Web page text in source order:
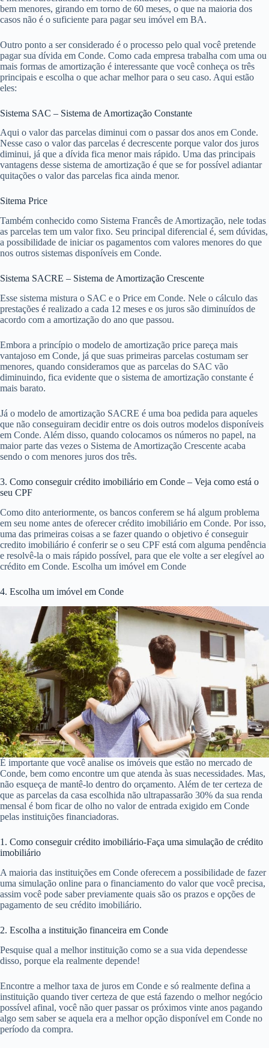
bem menores, girando em torno de 60 meses, o que na maioria dos
casos não é o suficiente para pagar seu imóvel em BA.
Outro ponto a ser considerado é o processo pelo qual você pretende
pagar sua dívida em Conde. Como cada empresa trabalha com uma ou
mais formas de amortização é interessante que você conheça os três
principais e escolha o que achar melhor para o seu caso. Aqui estão
eles:
Sistema SAC – Sistema de Amortização Constante
Aqui o valor das parcelas diminui com o passar dos anos em Conde.
Nesse caso o valor das parcelas é decrescente porque valor dos juros
diminui, já que a dívida fica menor mais rápido. Uma das principais
vantagens desse sistema de amortização é que se for possível adiantar
quitações o valor das parcelas fica ainda menor.
Sitema Price
Também conhecido como Sistema Francês de Amortização, nele todas
as parcelas tem um valor fixo. Seu principal diferencial é, sem dúvidas,
a possibilidade de iniciar os pagamentos com valores menores do que
nos outros sistemas disponíveis em Conde.
Sistema SACRE – Sistema de Amortização Crescente
Esse sistema mistura o SAC e o Price em Conde. Nele o cálculo das
prestações é realizado a cada 12 meses e os juros são diminuídos de
acordo com a amortização do ano que passou.
Embora a princípio o modelo de amortização price pareça mais
vantajoso em Conde, já que suas primeiras parcelas costumam ser
menores, quando consideramos que as parcelas do SAC vão
diminuindo, fica evidente que o sistema de amortização constante é
mais barato.
Já o modelo de amortização SACRE é uma boa pedida para aqueles
que não conseguiram decidir entre os dois outros modelos disponíveis
em Conde. Além disso, quando colocamos os números no papel, na
maior parte das vezes o Sistema de Amortização Crescente acaba
sendo o com menores juros dos três.
3. Como conseguir crédito imobiliário em Conde – Veja como está o
seu CPF
Como dito anteriormente, os bancos conferem se há algum problema
em seu nome antes de oferecer crédito imobiliário em Conde. Por isso,
uma das primeiras coisas a se fazer quando o objetivo é conseguir
credito imobiliário é conferir se o seu CPF está com alguma pendência
e resolvê-la o mais rápido possível, para que ele volte a ser elegível ao
crédito em Conde. Escolha um imóvel em Conde
4. Escolha um imóvel em Conde
É importante que você analise os imóveis que estão no mercado de
Conde, bem como encontre um que atenda às suas necessidades. Mas,
não esqueça de mantê-lo dentro do orçamento. Além de ter certeza de
que as parcelas da casa escolhida não ultrapassarão 30% da sua renda
mensal é bom ficar de olho no valor de entrada exigido em Conde
pelas instituições financiadoras.
1. Como conseguir crédito imobiliário-Faça uma simulação de crédito
imobiliário
A maioria das instituições em Conde oferecem a possibilidade de fazer
uma simulação online para o financiamento do valor que você precisa,
assim você pode saber previamente quais são os prazos e opções de
pagamento de seu crédito imobiliário.
2. Escolha a instituição financeira em Conde
Pesquise qual a melhor instituição como se a sua vida dependesse
disso, porque ela realmente depende!
Encontre a melhor taxa de juros em Conde e só realmente defina a
instituição quando tiver certeza de que está fazendo o melhor negócio
possível afinal, você não quer passar os próximos vinte anos pagando
algo sem saber se aquela era a melhor opção disponível em Conde no
período da compra.